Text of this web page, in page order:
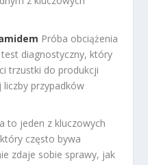
Próba obciążenia
diagnostyczny, który
trzustki do produkcji
liczby przypadków
to jeden z kluczowych
często bywa
zdaje sobie sprawy, jak